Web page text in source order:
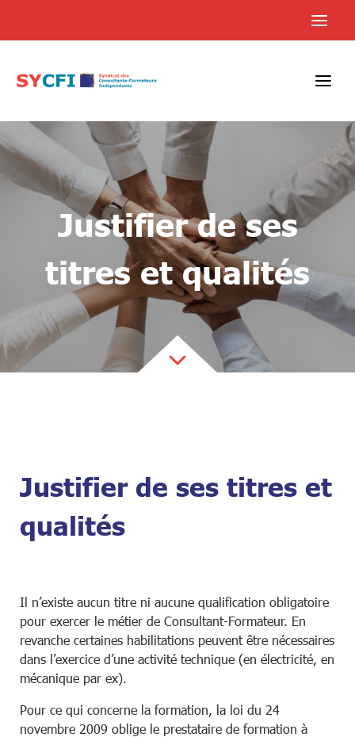
content
Justifier de ses
titres et qualités
Justifier de ses titres et
qualités
Il n’existe aucun titre ni aucune qualification obligatoire
pour exercer le métier de Consultant-Formateur. En
revanche certaines habilitations peuvent être nécessaires
dans l’exercice d’une activité technique (en électricité, en
mécanique par ex).
Pour ce qui concerne la formation, la loi du 24
novembre 2009 oblige le prestataire de formation à